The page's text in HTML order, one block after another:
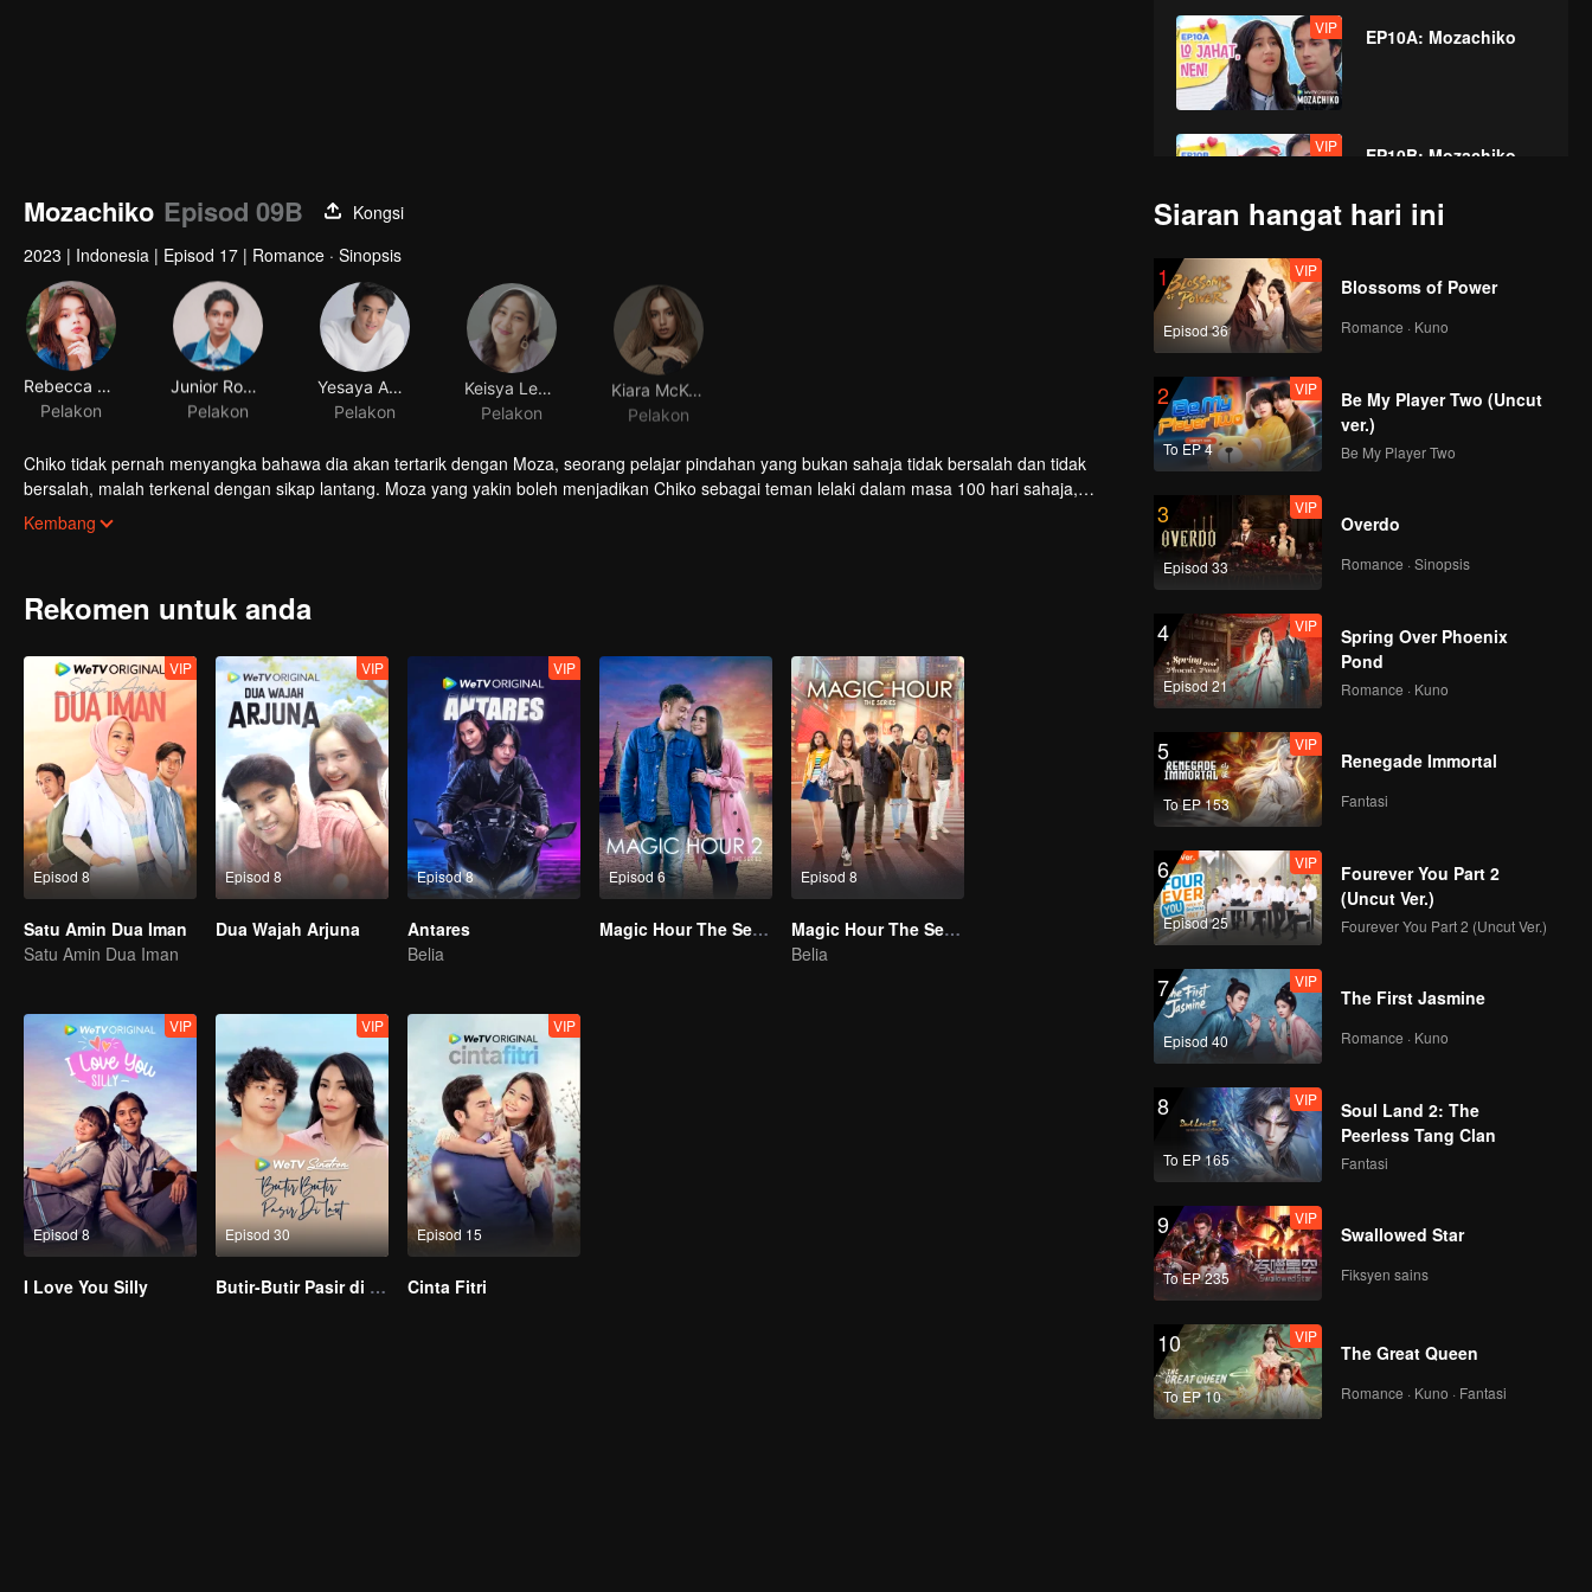
VIP EP10A: Mozachiko
VIP EP10B: Mozachiko
VIP
VIP EP11B: Mozachiko
VIP
VIP EP12B: Mozachiko
VIP
VIP EP13B: Mozachiko
VIP
VIP EP14B: Mozachiko
VIP
VIP
Mozachiko Episod 09B
Kongsi
2023 | Indonesia | Episod 17 | Romance · Sinopsis
Rebecca Klopper
Pelakon
Junior Roberts
Pelakon
Pelakon
Pelakon
Pelakon
Chiko tidak pernah menyangka bahawa dia akan tertarik dengan Moza, seorang pelajar pindahan yang bukan sahaja tidak bersalah dan tidak
bersalah, malah terkenal dengan sikap lantang. Moza yang yakin boleh menjadikan Chiko sebagai teman lelaki dalam masa 100 hari sahaja,
akhirnya mengambil langkah drastik. Langkah ini membuahkan hasil yang tidak dijangka oleh sesiapa: kini Chiko yang mengejar cinta Moza
Kembang
Rekomen untuk anda
Episod 8
VIP
Satu Amin Dua Iman
Satu Amin Dua Iman
Episod 8
VIP
Dua Wajah Arjuna
Episod 8
VIP
Antares
Belia
Episod 6
Magic Hour The Series S2
Episod 8
Magic Hour The Series
Belia
Episod 8
VIP
I Love You Silly
Episod 30
VIP
Butir-Butir Pasir di Laut
Episod 15
VIP
Cinta Fitri
Siaran hangat hari ini
1
Episod 36
VIP
Blossoms of Power
Romance · Kuno
2
To EP 4
VIP
Be My Player Two (Uncut
ver.)
Be My Player Two
3
Episod 33
VIP
Overdo
Romance · Sinopsis
4
Episod 21
VIP
Spring Over Phoenix
Pond
Romance · Kuno
5
To EP 153
VIP
Renegade Immortal
Fantasi
6
Episod 25
VIP
Fourever You Part 2
(Uncut Ver.)
Fourever You Part 2 (Uncut Ver.)
7
Episod 40
VIP
The First Jasmine
Romance · Kuno
8
To EP 165
VIP
Soul Land 2: The
Peerless Tang Clan
Fantasi
9
To EP 235
VIP
Swallowed Star
Fiksyen sains
10
To EP 10
VIP
The Great Queen
Romance · Kuno · Fantasi